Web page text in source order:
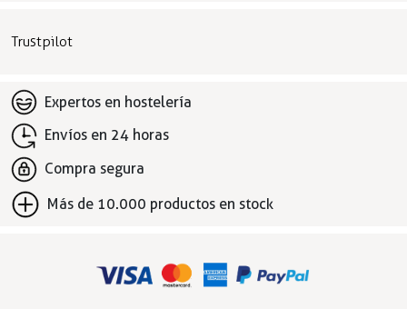
Trustpilot
Expertos en hostelería
Envíos en 24 horas
Compra segura
Más de 10.000 productos en stock